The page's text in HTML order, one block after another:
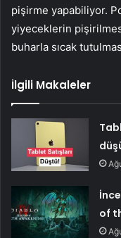
pişirme yapabiliyor.
yiyeceklerin
buharla sıcak
İlgili Makaleler
of